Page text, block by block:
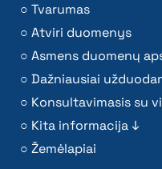
Tvarumas
Atviri duomenys
Asmens duomenų
Dažniausiai
Konsultavimasis su
Kita informacija ↓
Žemėlapiai